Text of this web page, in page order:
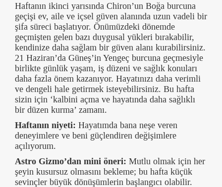
Haftanın ikinci yarısında Chiron’un Boğa burcuna
geçişi ev, aile ve içsel güven alanında uzun vadeli bir
şifa süreci başlatıyor. Önümüzdeki dönemde
geçmişten gelen bazı duygusal yükleri bırakabilir,
kendinize daha sağlam bir güven alanı kurabilirsiniz.
21 Haziran’da Güneş’in Yengeç burcuna geçmesiyle
birlikte günlük yaşam, iş düzeni ve sağlık konuları
daha fazla önem kazanıyor. Hayatınızı daha verimli
ve dengeli hale getirmek isteyebilirsiniz. Bu hafta
sizin için ‘kalbini açma ve hayatında daha sağlıklı
bir düzen kurma’ zamanı.
Haftanın niyeti: Hayatımda bana neşe veren
deneyimlere ve beni güçlendiren değişimlere
açılıyorum.
Astro Gizmo’dan mini öneri: Mutlu olmak için her
şeyin kusursuz olmasını bekleme; bu hafta küçük
sevinçler büyük dönüşümlerin başlangıcı olabilir.